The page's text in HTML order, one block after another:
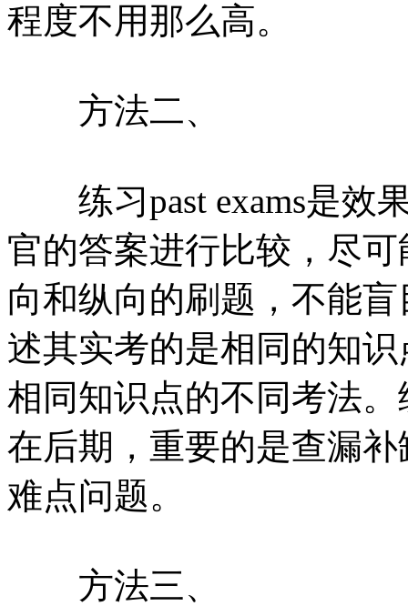
程度不用那么高。
方法二、
练习past exams是效
官的答案进行比较，尽
向和纵向的刷题，不能
述其实考的是相同的知
相同知识点的不同考法
在后期，重要的是查漏
难点问题。
方法三、